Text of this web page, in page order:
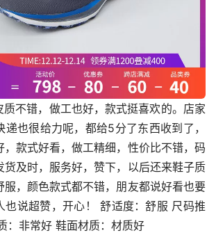
递也很给力呢，都给5分了东西收到了，
，款式好看，做工精细，性价比不错，码
货及时，服务好，赞下，以后还来鞋子质
服，颜色款式都不错，朋友都说好看也要
也说超赞，开心！ 舒适度：舒服 尺码推
：非常好 鞋面材质：材质好